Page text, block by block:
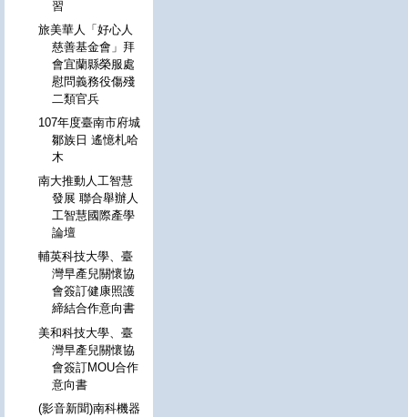
習
旅美華人「好心人
慈善基金會」拜
會宜蘭縣榮服處
慰問義務役傷殘
二類官兵
107年度臺南市府城
鄒族日 遙憶札哈
木
南大推動人工智慧
發展 聯合舉辦人
工智慧國際產學
論壇
輔英科技大學、臺
灣早產兒關懷協
會簽訂健康照護
締結合作意向書
美和科技大學、臺
灣早產兒關懷協
會簽訂MOU合作
意向書
(影音新聞)南科機器